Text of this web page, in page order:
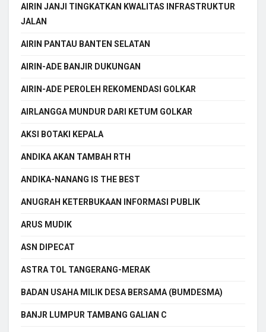
AIRIN JANJI TINGKATKAN KWALITAS INFRASTRUKTUR
JALAN
AIRIN PANTAU BANTEN SELATAN
AIRIN-ADE BANJIR DUKUNGAN
AIRIN-ADE PEROLEH REKOMENDASI GOLKAR
AIRLANGGA MUNDUR DARI KETUM GOLKAR
AKSI BOTAKI KEPALA
ANDIKA AKAN TAMBAH RTH
ANDIKA-NANANG IS THE BEST
ANUGRAH KETERBUKAAN INFORMASI PUBLIK
ARUS MUDIK
ASN DIPECAT
ASTRA TOL TANGERANG-MERAK
BADAN USAHA MILIK DESA BERSAMA (BUMDESMA)
BANJR LUMPUR TAMBANG GALIAN C